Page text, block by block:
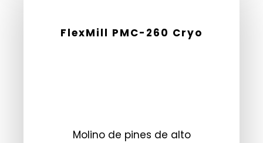
FlexMill PMC-260 Cryo
Molino de pines de alto